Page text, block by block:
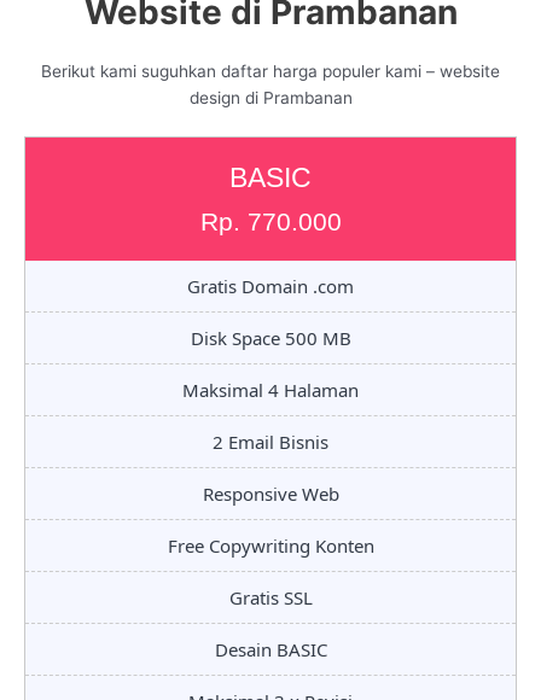
Website di Prambanan
Berikut kami suguhkan daftar harga populer kami – website
design di Prambanan
BASIC
Rp. 770.000
Gratis Domain .com
Disk Space 500 MB
Maksimal 4 Halaman
2 Email Bisnis
Responsive Web
Free Copywriting Konten
Gratis SSL
Desain BASIC